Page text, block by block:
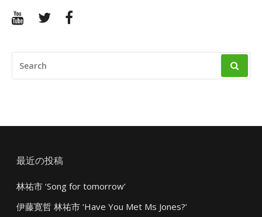
YouTubeTwitter
FOR:
最近の投稿
林祐市 ‘Song for tomorrow’
伊藤寛哲 林祐市 ‘Have You Met Ms Jones?’